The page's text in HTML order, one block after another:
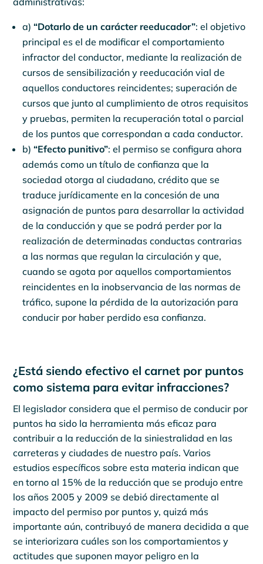
a)“Dotarlo de un carácter reeducador”: el objetivo
principal es el de modificar el comportamiento
infractor del conductor, mediante la realización de
cursos de sensibilización y reeducación vial de
aquellos conductores reincidentes; superación de
cursos que junto al cumplimiento de otros requisitos
y pruebas, permiten la recuperación total o parcial
de los puntos que correspondan a cada conductor.
b)“Efecto punitivo”: el permiso se configura ahora
además como un título de confianza que la
sociedad otorga al ciudadano, crédito que se
traduce jurídicamente en la concesión de una
asignación de puntos para desarrollar la actividad
de la conducción y que se podrá perder por la
realización de determinadas conductas contrarias
a las normas que regulan la circulación y que,
cuando se agota por aquellos comportamientos
reincidentes en la inobservancia de las normas de
tráfico, supone la pérdida de la autorización para
conducir por haber perdido esa confianza.
¿Está siendo efectivo el carnet por puntos
como sistema para evitar infracciones?
El legislador considera que el permiso de conducir por
puntos ha sido la herramienta más eficaz para
contribuir a la reducción de la siniestralidad en las
carreteras y ciudades de nuestro país. Varios
estudios específicos sobre esta materia indican que
en torno al 15% de la reducción que se produjo entre
los años 2005 y 2009 se debió directamente al
impacto del permiso por puntos y, quizá más
importante aún, contribuyó de manera decidida a que
se interiorizara cuáles son los comportamientos y
actitudes que suponen mayor peligro en la